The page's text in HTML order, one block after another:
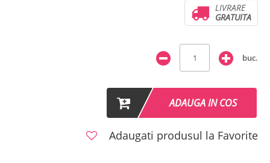
LIVRARE
GRATUITA
buc.
ADAUGA IN COS
Adaugati produsul la Favorite